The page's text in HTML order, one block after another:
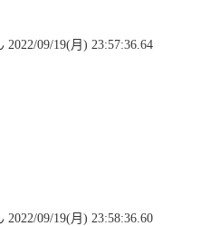
09/19(月) 23:57:36.64
09/19(月) 23:58:36.60